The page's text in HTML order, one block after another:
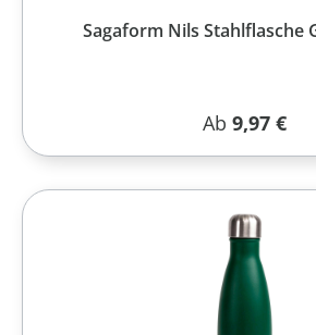
Sagaform Nils Stahlflasche
Regulärer
Ab 9,97 €